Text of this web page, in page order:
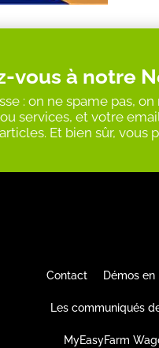
vous à notre
: on ne spame pas,
services, et votre
Et bien sûr, vous
Contact Démos
Les communiqués
MyEasyFarm